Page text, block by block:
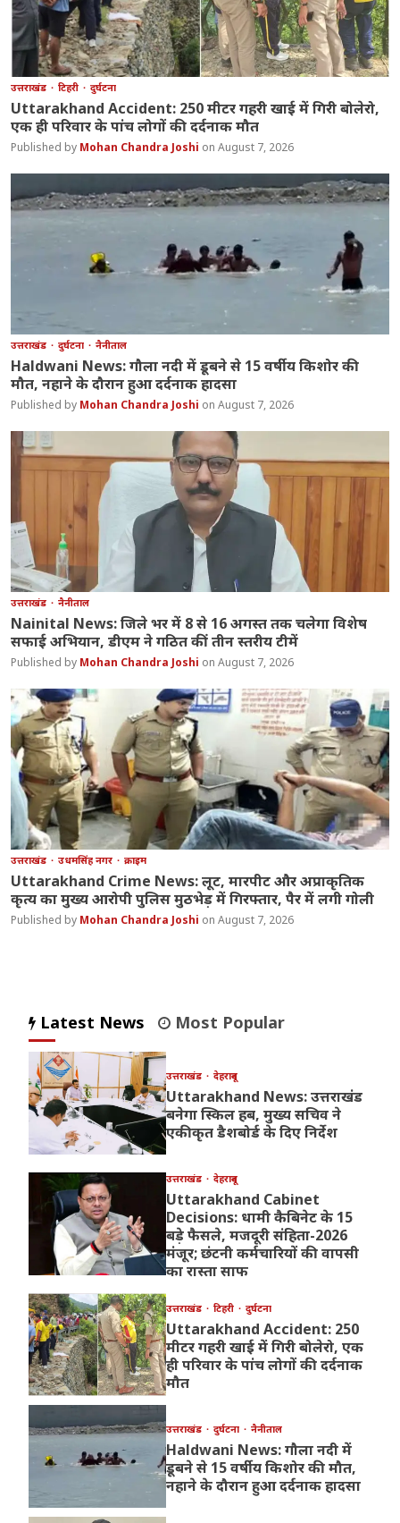
उत्तराखंड टिहरी दुर्घटना
Uttarakhand Accident: 250 मीटर गहरी खाई में गिरी बोलेरो,
एक ही परिवार के पांच लोगों की दर्दनाक मौत
Mohan Chandra Joshi August 7, 2026
उत्तराखंड दुर्घटना नैनीताल
Haldwani News: गौला नदी में डूबने से 15 वर्षीय किशोर की
मौत, नहाने के दौरान हुआ दर्दनाक हादसा
Mohan Chandra Joshi August 7, 2026
उत्तराखंड नैनीताल
Nainital News: जिले भर में 8 से 16 अगस्त तक चलेगा विशेष
सफाई अभियान, डीएम ने गठित कीं तीन स्तरीय टीमें
Mohan Chandra Joshi August 7, 2026
उत्तराखंड उधमसिंह नगर क्राइम
Uttarakhand Crime News: लूट, मारपीट और अप्राकृतिक
कृत्य का मुख्य आरोपी पुलिस मुठभेड़ में गिरफ्तार, पैर में लगी गोली
Mohan Chandra Joshi August 7, 2026
Latest News Most Popular
उत्तराखंड देहरादून
Uttarakhand News: उत्तराखंड
बनेगा स्किल हब, मुख्य सचिव ने
एकीकृत डैशबोर्ड के दिए निर्देश
उत्तराखंड देहरादून
Uttarakhand Cabinet
Decisions: धामी कैबिनेट के 15
बड़े फैसले, मजदूरी संहिता-2026
मंजूर; छंटनी कर्मचारियों की वापसी
का रास्ता साफ
उत्तराखंड टिहरी दुर्घटना
Uttarakhand Accident: 250
मीटर गहरी खाई में गिरी बोलेरो, एक
ही परिवार के पांच लोगों की दर्दनाक
मौत
उत्तराखंड दुर्घटना नैनीताल
Haldwani News: गौला नदी में
डूबने से 15 वर्षीय किशोर की मौत,
नहाने के दौरान हुआ दर्दनाक हादसा